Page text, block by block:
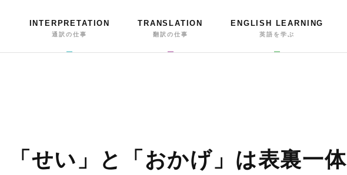
INTERPRETATION
通訳の仕事
TRANSLATION
翻訳の仕事
ENGLISH LEARNING
英語を学ぶ
せい」と「おかげ」は表裏一体